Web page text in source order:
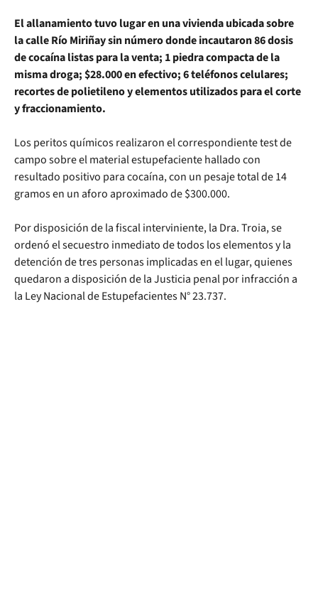
El allanamiento tuvo lugar en una vivienda ubicada sobre
la calle Río Miriñay sin número donde incautaron 86 dosis
de cocaína listas para la venta; 1 piedra compacta de la
misma droga; $28.000 en efectivo; 6 teléfonos celulares;
recortes de polietileno y elementos utilizados para el corte
y fraccionamiento.
Los peritos químicos realizaron el correspondiente test de
campo sobre el material estupefaciente hallado con
resultado positivo para cocaína, con un pesaje total de 14
gramos en un aforo aproximado de $300.000.
Por disposición de la fiscal interviniente, la Dra. Troia, se
ordenó el secuestro inmediato de todos los elementos y la
detención de tres personas implicadas en el lugar, quienes
quedaron a disposición de la Justicia penal por infracción a
la Ley Nacional de Estupefacientes N° 23.737.